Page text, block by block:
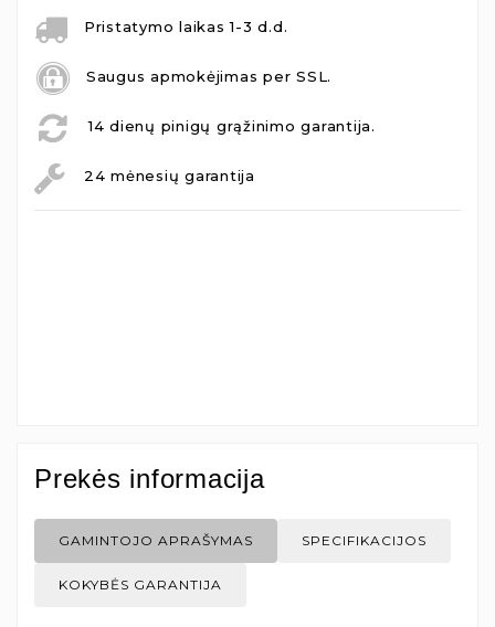
Pristatymo laikas 1-3 d.d.
Saugus apmokėjimas per SSL.
14 dienų pinigų grąžinimo garantija.
24 mėnesių garantija
Prekės informacija
GAMINTOJO APRAŠYMAS SPECIFIKACIJOS
KOKYBĖS GARANTIJA